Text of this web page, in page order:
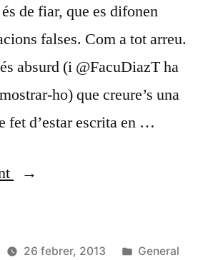
de fiar, que es difonen
falses. Com a tot arreu.
absurd (i @FacuDiazT ha
ho) que creure’s una
fet d’estar escrita en …
«Comunitats»
26 febrer, 2013
Publicat
General